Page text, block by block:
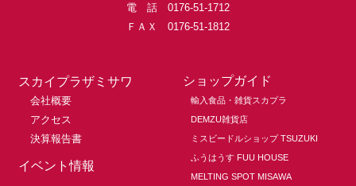
電 話 0176-51-1712
ＦＡＸ 0176-51-1812
スカイプラザミサワ
会社概要
アクセス
決算報告書
イベント情報
ショップガイド
輸入食品・雑貨スカプラ
DEMZU雑貨店
ミスビードルショップ TSUZUKI
ふうはうす FUU HOUSE
MELTING SPOT MISAWA